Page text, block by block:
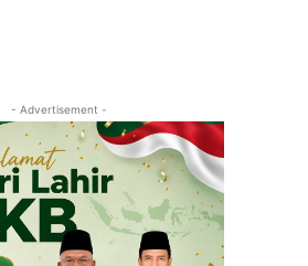
- Advertisement -